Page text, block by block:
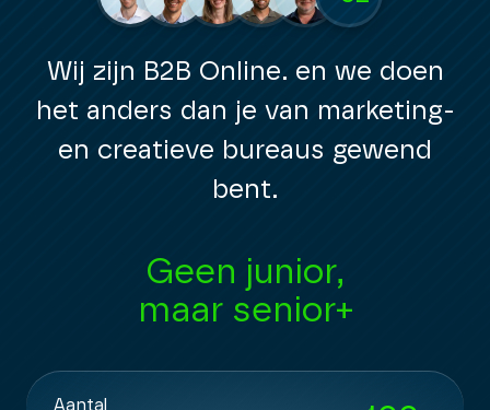
Wij zijn B2B Online. en we doen
het anders dan je van marketing-
en creatieve bureaus gewend
bent.
Geen pitch teams,
maar vaste teams
Aantal